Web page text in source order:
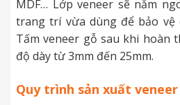
MDF… Lớp veneer sẽ nằm
trang trí vừa dùng để bảo vệ
Tấm veneer gỗ sau khi hoàn
độ dày từ 3mm đến 25mm.
Quy trình sản xuất